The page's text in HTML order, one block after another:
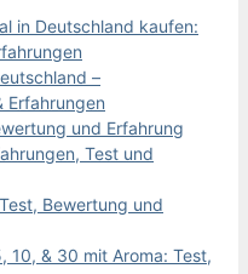
in Deutschland kaufen:
–
Erfahrungen
und Erfahrung
Test und
Bewertung und
10, & 30 mit Aroma: Test,